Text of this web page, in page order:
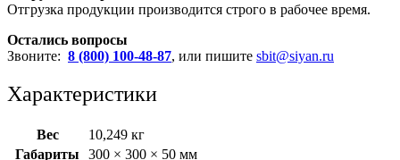
Отгрузка продукции производится строго в рабочее время.
Остались вопросы
Звоните: 8 (800) 100-48-87, или пишите sbit@siyan.ru
Характеристики
Вес
10,249 кг
Габариты
300 × 300 × 50 мм